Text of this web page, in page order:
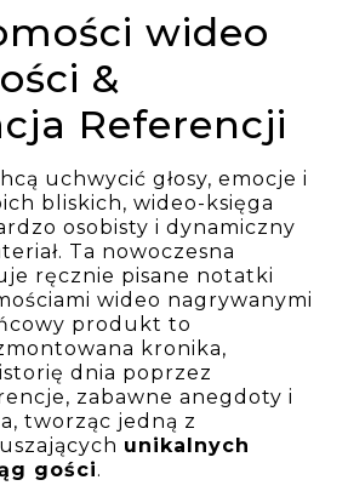
wideo
&
Referencji
uchwycić głosy, emocje i
bliskich, wideo-księga
osobisty i dynamiczny
Ta nowoczesna
ręcznie pisane notatki
wideo nagrywanymi
produkt to
kronika,
dnia poprzez
zabawne anegdoty i
tworząc jedną z
unikalnych
gości.